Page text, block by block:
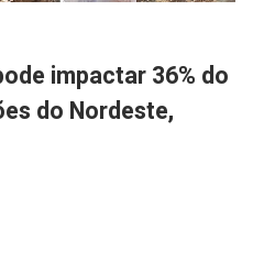
impactar 36% do
do Nordeste,